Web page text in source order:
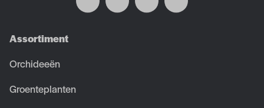
Assortiment
Orchideeën
Groenteplanten